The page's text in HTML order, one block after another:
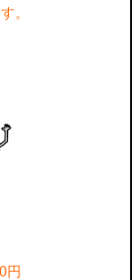
。
円